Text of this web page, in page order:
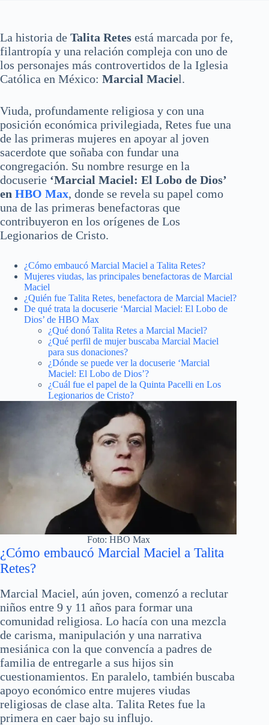
La historia de Talita Retes está marcada por fe,
filantropía y una relación compleja con uno de
los personajes más controvertidos de la Iglesia
Católica en México: Marcial Maciel.
Viuda, profundamente religiosa y con una
posición económica privilegiada, Retes fue una
de las primeras mujeres en apoyar al joven
sacerdote que soñaba con fundar una
congregación. Su nombre resurge en la
docuserie ‘Marcial Maciel: El Lobo de Dios’
en HBO Max, donde se revela su papel como
una de las primeras benefactoras que
contribuyeron en los orígenes de Los
Legionarios de Cristo.
¿Cómo embaucó Marcial Maciel a Talita Retes?
Mujeres viudas, las principales benefactoras de Marcial
Maciel
¿Quién fue Talita Retes, benefactora de Marcial Maciel?
De qué trata la docuserie ‘Marcial Maciel: El Lobo de
Dios’ de HBO Max
¿Qué donó Talita Retes a Marcial Maciel?
¿Qué perfil de mujer buscaba Marcial Maciel
para sus donaciones?
¿Dónde se puede ver la docuserie ‘Marcial
Maciel: El Lobo de Dios’?
¿Cuál fue el papel de la Quinta Pacelli en Los
Legionarios de Cristo?
Foto: HBO Max
¿Cómo embaucó Marcial Maciel a Talita
Retes?
Marcial Maciel, aún joven, comenzó a reclutar
niños entre 9 y 11 años para formar una
comunidad religiosa. Lo hacía con una mezcla
de carisma, manipulación y una narrativa
mesiánica con la que convencía a padres de
familia de entregarle a sus hijos sin
cuestionamientos. En paralelo, también buscaba
apoyo económico entre mujeres viudas
religiosas de clase alta. Talita Retes fue la
primera en caer bajo su influjo.